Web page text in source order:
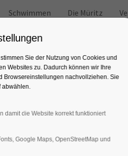
Schwimmen Die Müritz
zum Schwimmen und dem
&
Sie der Nutzung von Cookies und
Websites zu. Dadurch können wir Ihre
Browsereinstellungen nachvollziehen. Sie
abwählen.
damit die Website korrekt funktioniert
Google Maps, OpenStreetMap und